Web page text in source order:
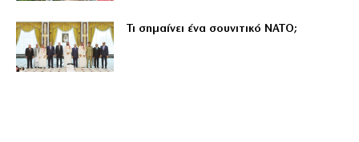
Τι σημαίνει ένα σουνιτικό ΝΑΤΟ;